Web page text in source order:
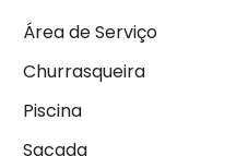
Área de Serviço
Churrasqueira
Piscina
Sacada